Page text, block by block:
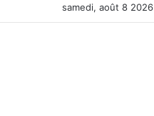
samedi, août 8 2026